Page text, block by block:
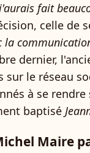
fait
celle de
la
dernier,
sur le réseau
à se
baptisé
Maire